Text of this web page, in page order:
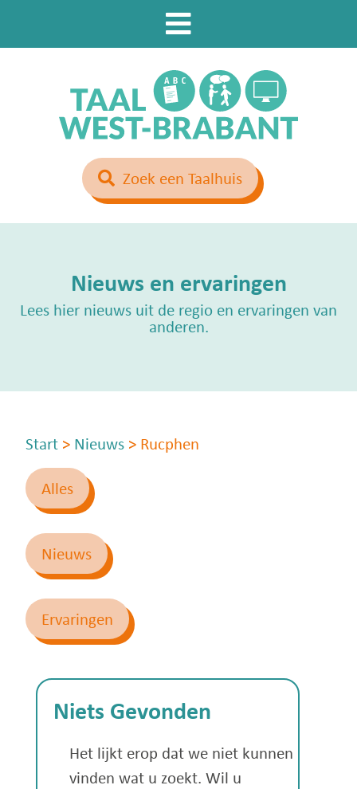
Zoek een Taalhuis
Nieuws en ervaringen
Lees hier nieuws uit de regio en ervaringen van
anderen.
Start > Nieuws > Rucphen
Alles
Nieuws
Ervaringen
Niets Gevonden
Het lijkt erop dat we niet kunnen
vinden wat u zoekt. Wil u